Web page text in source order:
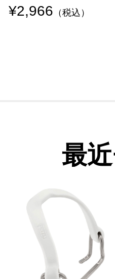
¥2,966 （税込）
最